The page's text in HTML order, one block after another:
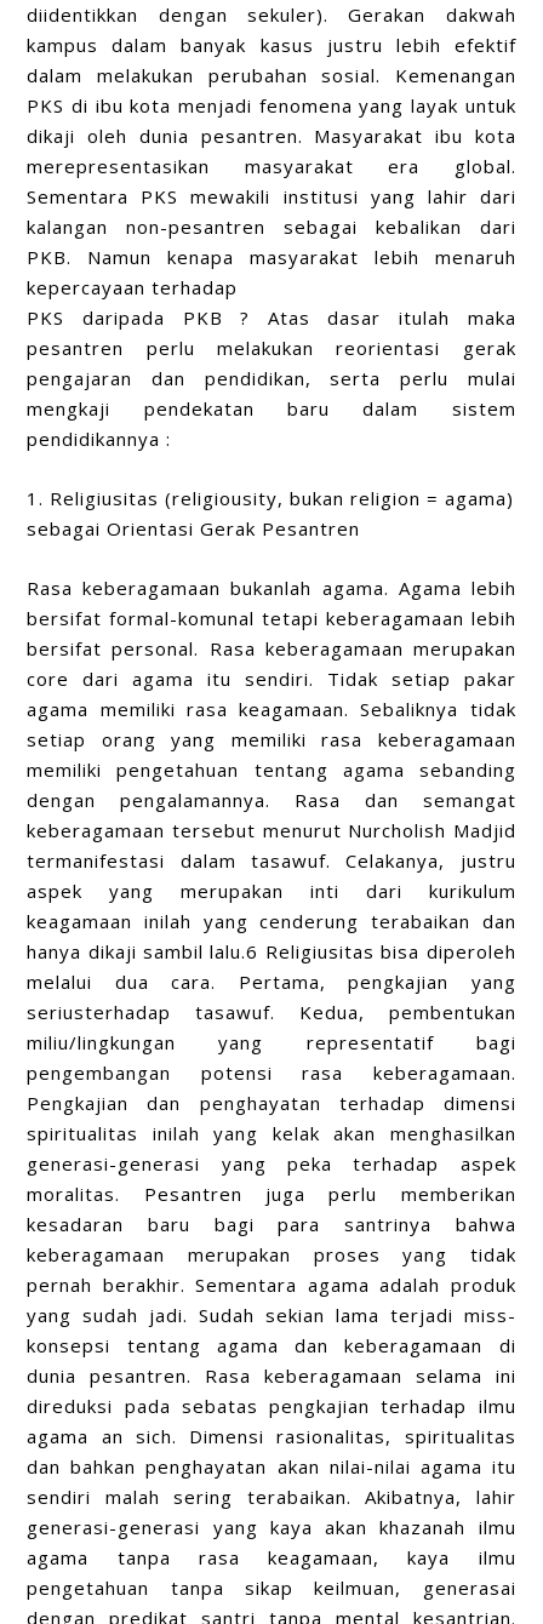
diidentikkan dengan sekuler). Gerakan dakwah
kampus dalam banyak kasus justru lebih efektif
dalam melakukan perubahan sosial. Kemenangan
PKS di ibu kota menjadi fenomena yang layak untuk
dikaji oleh dunia pesantren. Masyarakat ibu kota
merepresentasikan masyarakat era global.
Sementara PKS mewakili institusi yang lahir dari
kalangan non-pesantren sebagai kebalikan dari
PKB. Namun kenapa masyarakat lebih menaruh
kepercayaan terhadap
PKS daripada PKB ? Atas dasar itulah maka
pesantren perlu melakukan reorientasi gerak
pengajaran dan pendidikan, serta perlu mulai
mengkaji pendekatan baru dalam sistem
pendidikannya :
1. Religiusitas (religiousity, bukan religion = agama)
sebagai Orientasi Gerak Pesantren
Rasa keberagamaan bukanlah agama. Agama lebih
bersifat formal-komunal tetapi keberagamaan lebih
bersifat personal. Rasa keberagamaan merupakan
core dari agama itu sendiri. Tidak setiap pakar
agama memiliki rasa keagamaan. Sebaliknya tidak
setiap orang yang memiliki rasa keberagamaan
memiliki pengetahuan tentang agama sebanding
dengan pengalamannya. Rasa dan semangat
keberagamaan tersebut menurut Nurcholish Madjid
termanifestasi dalam tasawuf. Celakanya, justru
aspek yang merupakan inti dari kurikulum
keagamaan inilah yang cenderung terabaikan dan
hanya dikaji sambil lalu.6 Religiusitas bisa diperoleh
melalui dua cara. Pertama, pengkajian yang
seriusterhadap tasawuf. Kedua, pembentukan
miliu/lingkungan yang representatif bagi
pengembangan potensi rasa keberagamaan.
Pengkajian dan penghayatan terhadap dimensi
spiritualitas inilah yang kelak akan menghasilkan
generasi-generasi yang peka terhadap aspek
moralitas. Pesantren juga perlu memberikan
kesadaran baru bagi para santrinya bahwa
keberagamaan merupakan proses yang tidak
pernah berakhir. Sementara agama adalah produk
yang sudah jadi. Sudah sekian lama terjadi miss-
konsepsi tentang agama dan keberagamaan di
dunia pesantren. Rasa keberagamaan selama ini
direduksi pada sebatas pengkajian terhadap ilmu
agama an sich. Dimensi rasionalitas, spiritualitas
dan bahkan penghayatan akan nilai-nilai agama itu
sendiri malah sering terabaikan. Akibatnya, lahir
generasi-generasi yang kaya akan khazanah ilmu
agama tanpa rasa keagamaan, kaya ilmu
pengetahuan tanpa sikap keilmuan, generasai
dengan predikat santri tanpa mental kesantrian.